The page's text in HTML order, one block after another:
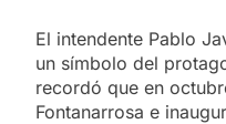
El intendente Pablo
un símbolo del
recordó que en
Fontanarrosa e